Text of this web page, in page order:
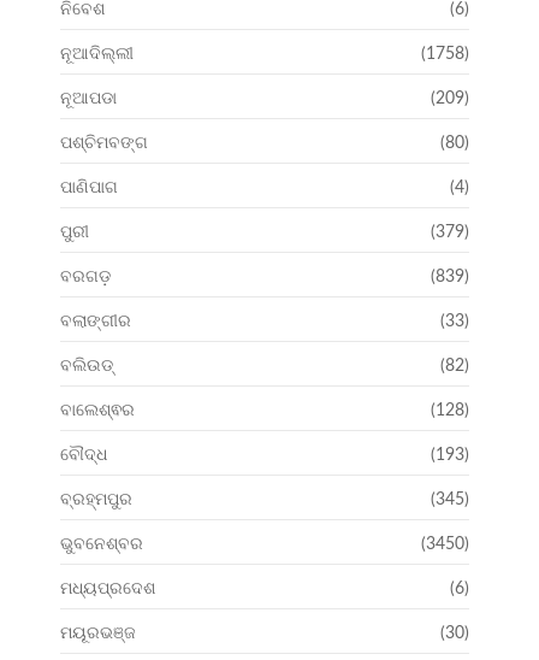
ନିବେଶ (6)
ନୂଆଦିଲ୍ଲୀ (1758)
ନୂଆପଡା (209)
ପଶ୍ଚିମବଙ୍ଗ (80)
ପାଣିପାଗ (4)
ପୁରୀ (379)
ବରଗଡ଼ (839)
ବଲାଙ୍ଗୀର (33)
ବଲିଉଡ୍ (82)
ବାଲେଶ୍ଵର (128)
ବୌଦ୍ଧ (193)
ବ୍ରହ୍ମପୁର (345)
ଭୁବନେଶ୍ବର (3450)
ମଧ୍ୟପ୍ରଦେଶ (6)
ମୟୂରଭଞ୍ଜ (30)